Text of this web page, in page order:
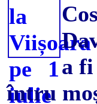
a
întru